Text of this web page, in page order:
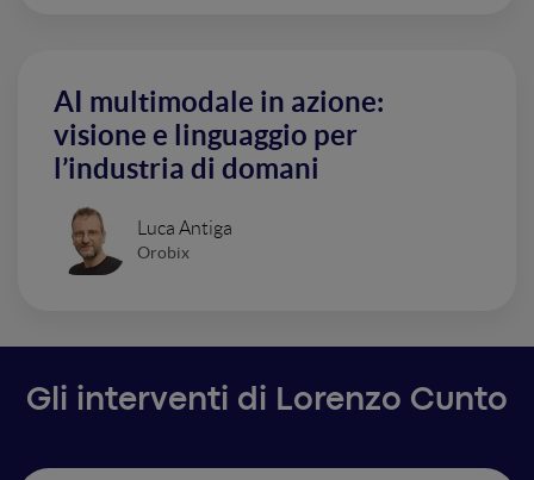
AI multimodale in azione:
visione e linguaggio per
l’industria di domani
Luca Antiga
Orobix
Gli interventi di Lorenzo Cunto